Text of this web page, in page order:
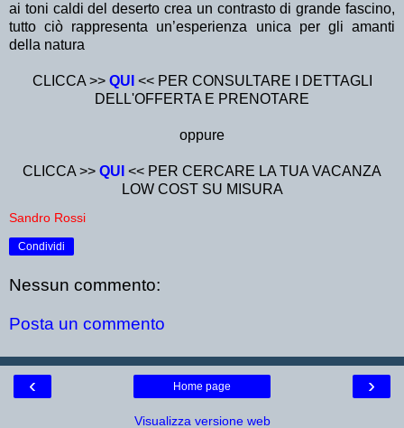
ai toni caldi del deserto crea un contrasto di grande fascino,
tutto ciò rappresenta un’esperienza unica per gli amanti
della natura
CLICCA >> QUI << PER CONSULTARE I DETTAGLI
DELL'OFFERTA E PRENOTARE
oppure
CLICCA >> QUI << PER CERCARE LA TUA VACANZA
LOW COST SU MISURA
Sandro Rossi
Condividi
Nessun commento:
Posta un commento
‹ ›
Home page
Visualizza versione web